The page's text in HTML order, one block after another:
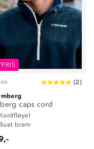
(2)
caps cord
Kordfløyel
Buet brem